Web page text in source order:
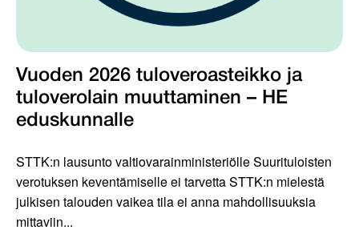
Vuoden 2026 tuloveroasteikko ja
tuloverolain muuttaminen – HE
eduskunnalle
STTK:n lausunto valtiovarainministeriölle Suurituloisten
verotuksen keventämiselle ei tarvetta STTK:n mielestä
julkisen talouden vaikea tila ei anna mahdollisuuksia
mittaviin...